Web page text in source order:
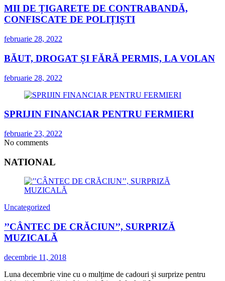
MII DE ȚIGARETE DE CONTRABANDĂ,
CONFISCATE DE POLIȚIȘTI
februarie 28, 2022
BĂUT, DROGAT ȘI FĂRĂ PERMIS, LA VOLAN
februarie 28, 2022
SPRIJIN FINANCIAR PENTRU FERMIERI
februarie 23, 2022
No comments
NATIONAL
Uncategorized
’’CÂNTEC DE CRĂCIUN’’, SURPRIZĂ
MUZICALĂ
decembrie 11, 2018
Luna decembrie vine cu o mulțime de cadouri și surprize pentru